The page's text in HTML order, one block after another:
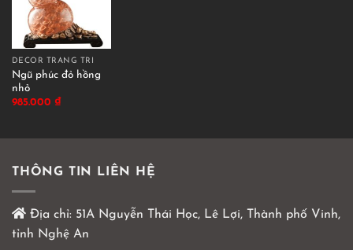
DECOR TRANG TRÍ
Ngũ phúc đỏ hồng
nhỏ
985.000 ₫
THÔNG TIN LIÊN HỆ
Địa chỉ: 51A Nguyễn Thái Học, Lê Lợi, Thành phố Vinh,
tỉnh Nghệ An